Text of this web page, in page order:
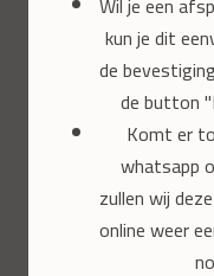
kun je dit
de
de button
Komt er
whatsapp
zullen wij
online weer